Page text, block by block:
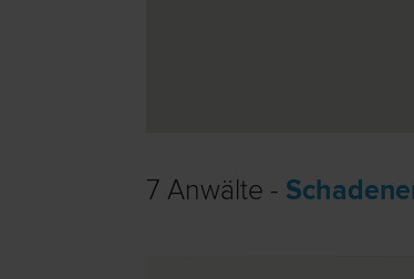
7 Anwälte -